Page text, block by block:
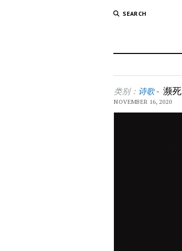
SEARCH
类别： 诗歌-濒死
NOVEMBER 16, 2020